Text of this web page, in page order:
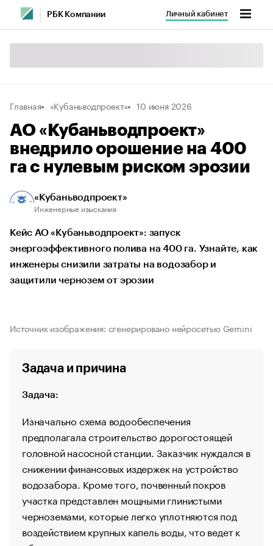
РБК Компании Личный кабинет
Главная «Кубаньводпроект» 10 июня 2026
АО «Кубаньводпроект»
внедрило орошение на 400
га с нулевым риском эрозии
«Кубаньводпроект»
Инженерные изыскания
Кейс АО «Кубаньводпроект»: запуск
энергоэффективного полива на 400 га. Узнайте, как
инженеры снизили затраты на водозабор и
защитили чернозем от эрозии
Источник изображения: сгенерировано нейросетью Gemini
Задача и причина
Задача:
Изначально схема водообеспечения
предполагала строительство дорогостоящей
головной насосной станции. Заказчик нуждался в
снижении финансовых издержек на устройство
водозабора. Кроме того, почвенный покров
участка представлен мощными глинистыми
черноземами, которые легко уплотняются под
воздействием крупных капель воды, что ведет к